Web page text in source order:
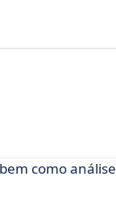
como análise